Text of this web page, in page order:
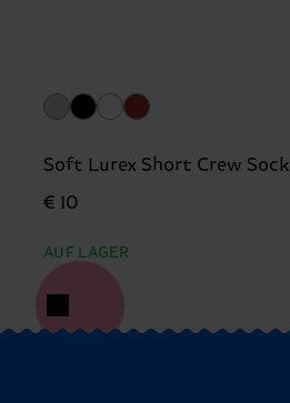
Soft Lurex Short Crew Sock
€ 10
AUF LAGER